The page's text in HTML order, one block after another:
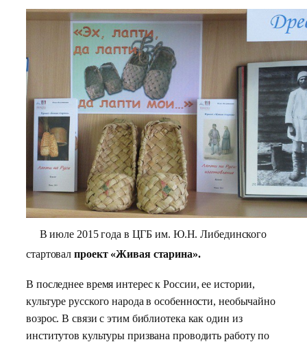
В июле 2015 года в ЦГБ им. Ю.Н. Либединского
стартовалпроект «Живая старина».
В последнее время интерес к России, ее истории,
культуре русского народа в особенности, необычайно
возрос. В связи с этим библиотека как один из
институтов культуры призвана проводить работу по